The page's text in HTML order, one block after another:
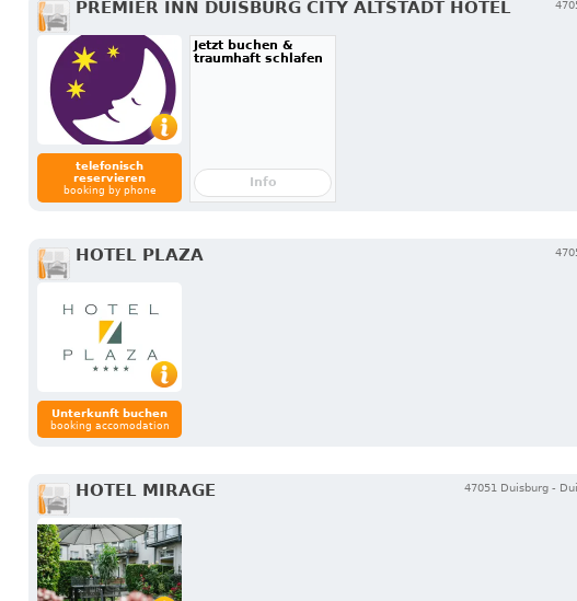
PREMIER INN DUISBURG CITY ALTSTADT HOTEL
telefonisch
reservieren
booking by phone
Jetzt buchen &
traumhaft schlafen
Info
HOTEL PLAZA
Unterkunft buchen
booking accomodation
HOTEL MIRAGE
47051 Duisburg -